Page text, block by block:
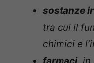
sostanze
tra cui il
chimici e
farmaci, in